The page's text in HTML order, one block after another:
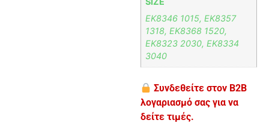
EK8346 1015, EK8357
1318, EK8368 1520,
EK8323 2030, EK8334
3040
Συνδεθείτε στον B2B
λογαριασμό σας για να
δείτε τιμές.